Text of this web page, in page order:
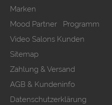
Marken
Mood Partner Programm
Video Salons Kunden
Sitemap
Zahlung & Versand
AGB & Kundeninfo
Datenschutzerklärung